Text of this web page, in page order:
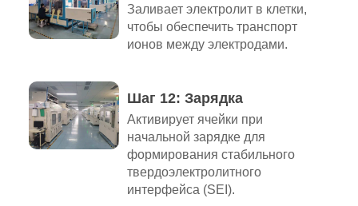
Заливает электролит в клетки,
чтобы обеспечить транспорт
ионов между электродами.
Шаг 12: Зарядка
Активирует ячейки при
начальной зарядке для
формирования стабильного
твердоэлектролитного
интерфейса (SEI).